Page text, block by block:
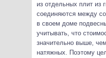
из отдельных плит из
соединяются между
в своем доме
учитывать, что
значительно выше,
натяжных. Поэтому